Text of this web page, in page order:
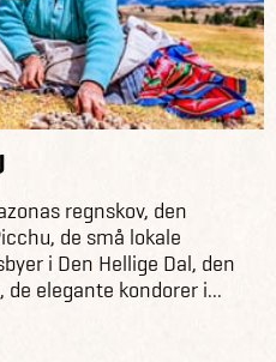
regnskov, den
de små lokale
i Den Hellige Dal, den
elegante kondorer i...